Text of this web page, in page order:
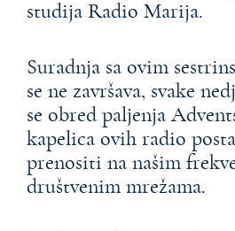
studija Radio Marija.
Suradnja sa ovim
se ne završava, svake
se obred paljenja
kapelica ovih radio
prenositi na našim
društvenim mrežama.